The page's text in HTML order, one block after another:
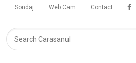
Sondaj Web Cam Contact